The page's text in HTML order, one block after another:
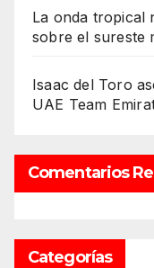
La onda tropical
sobre el sureste
Isaac del Toro
UAE Team
Comentarios
Categorías